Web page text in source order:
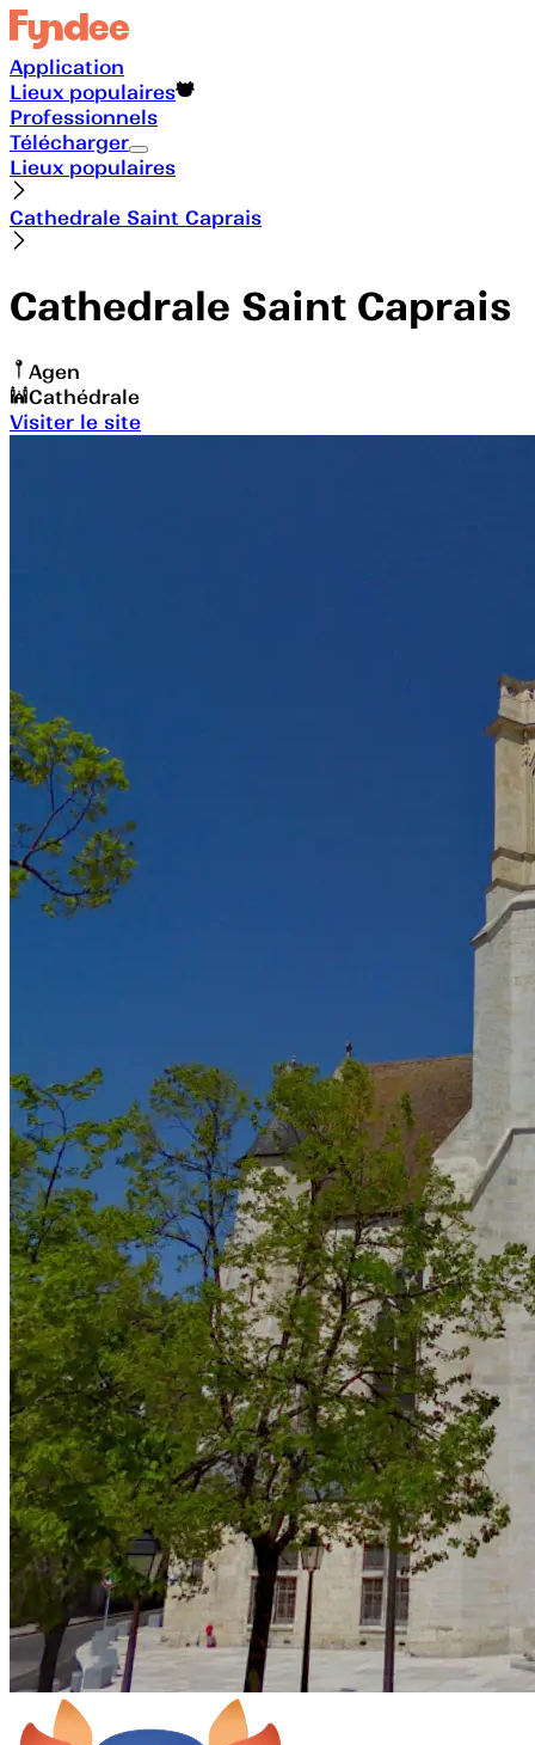
Application
Lieux populaires
Professionnels
Télécharger
Lieux populaires
Cathedrale Saint Caprais
Cathedrale Saint Caprais
Agen
Cathédrale
Visiter le site